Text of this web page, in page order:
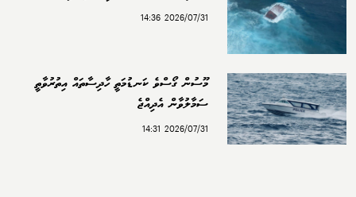
2026/07/31 14:36
މޫސުން ގޯސްވެ ކަނޑުމަތީ ހާދިސާތައް އިތުރުވާތީ
ސަމާލުވާން އެދިއްޖެ
2026/07/31 14:31